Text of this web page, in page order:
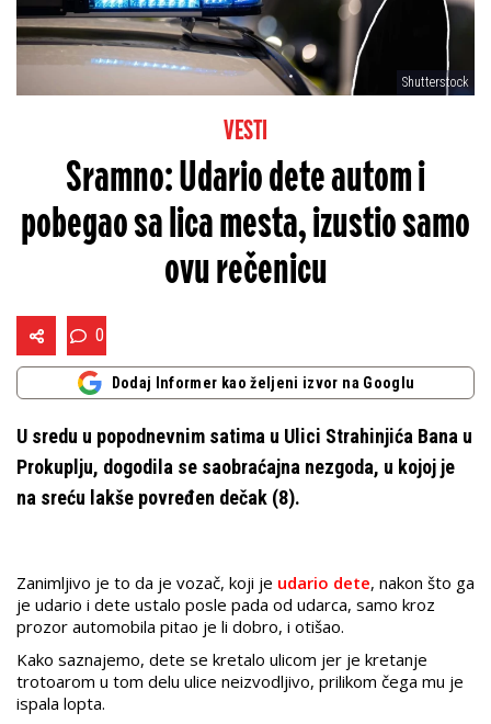
Shutterstock
VESTI
Sramno: Udario dete autom i
pobegao sa lica mesta, izustio samo
ovu rečenicu
0
Dodaj Informer kao željeni izvor na Googlu
U sredu u popodnevnim satima u Ulici Strahinjića Bana u
Prokuplju, dogodila se saobraćajna nezgoda, u kojoj je
na sreću lakše povređen dečak (8).
Zanimljivo je to da je vozač, koji je udario dete, nakon što ga
je udario i dete ustalo posle pada od udarca, samo kroz
prozor automobila pitao je li dobro, i otišao.
Kako saznajemo, dete se kretalo ulicom jer je kretanje
trotoarom u tom delu ulice neizvodljivo, prilikom čega mu je
ispala lopta.